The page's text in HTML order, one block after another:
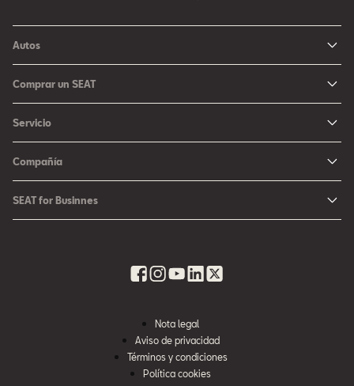
Autos
Arona
León
Ateca
Comprar un SEAT
Configurador SEAT
Promociones
Fichas Técnicas
Ubica tu Concesionaria SEAT
SEAT Usados Certificados
Servicio
Campaña Bolsas de Aire
Promociones Servicio SEAT
Seguro de autopartes SEAT
Compañía
Cultura urbana
SEAT for Businnes
Nota legal
Aviso de privacidad
Términos y condiciones
Política cookies